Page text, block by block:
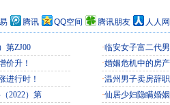
腾讯 QQ空间 腾讯朋友 人人网
第ZJ00
价升！
进行时！
2022）第
·临安女子富二代
·婚姻危机中的房
·温州男子卖房辞
·仙居少妇隐瞒婚